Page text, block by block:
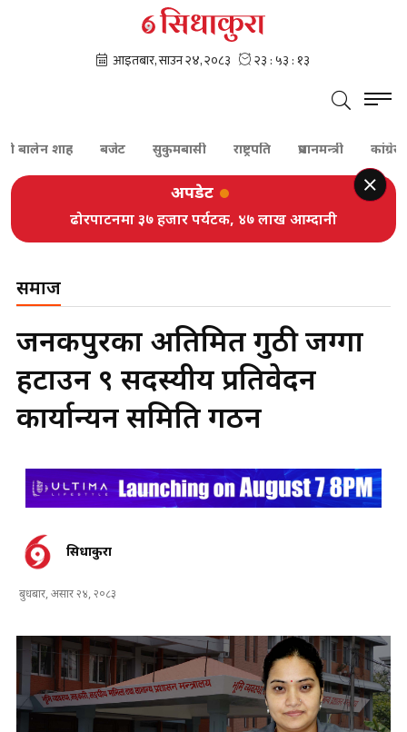
शाह बजेट सुकुमबासी राष्ट्रपति प्रधानमन्त्री कांग्रेस
अपडेट
ढोरपाटनमा ३७ हजार पर्यटक, ४७ लाख आम्दानी
समाज
जनकपुरका अतिक्रमित गुठी जग्गा
हटाउन ९ सदस्यीय प्रतिवेदन
कार्यान्यन समिति गठन
सिधाकुरा
बुधबार, असार २४, २०८३